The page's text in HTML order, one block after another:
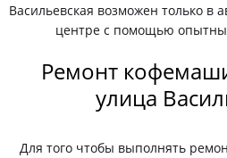
Васильевская возможен только в
центре с помощью
Ремонт
улица
Для того чтобы выполнять